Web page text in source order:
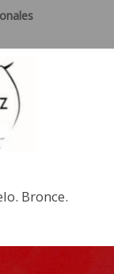
Bronce.